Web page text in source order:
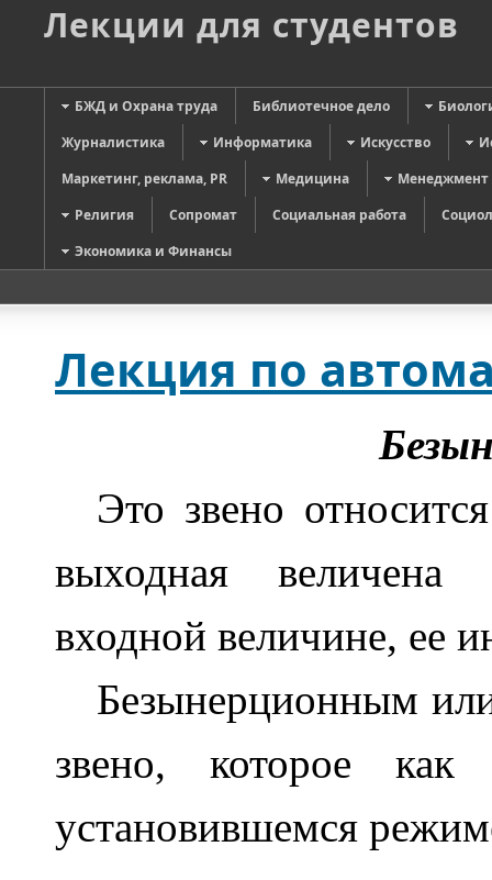
Лекции для студентов
БЖД и Охрана труда Библиотечное дело
Журналистика
Информатика Искусство
Маркетинг, реклама, PR
Медицина
Менеджмент
Религия
Сопромат Социальная работа
Экономика и Финансы
Лекция по
Это звено
выходная величена
входной величине, ее
Безынерционным
звено, которое
установившемся